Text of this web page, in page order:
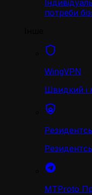
потреби
WingVPN
Швидкий і
MTProto